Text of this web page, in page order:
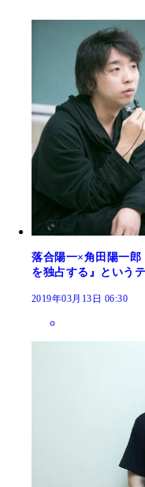
落合陽一×角田陽一
を独占する』という
2019年03月13日 06:30